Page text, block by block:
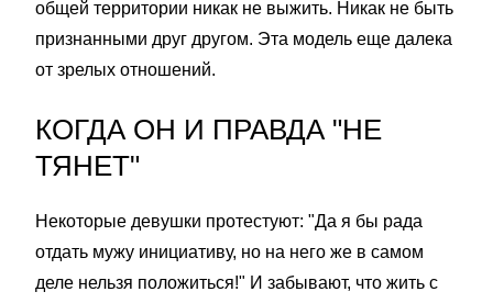
общей территории никак не выжить. Никак не быть
признанными друг другом. Эта модель еще далека
от зрелых отношений.
КОГДА ОН И ПРАВДА "НЕ
ТЯНЕТ"
Некоторые девушки протестуют: "Да я бы рада
отдать мужу инициативу, но на него же в самом
деле нельзя положиться!" И забывают, что жить с